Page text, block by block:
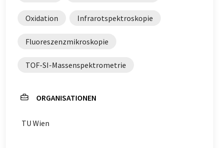
Oxidation Infrarotspektroskopie
Fluoreszenzmikroskopie
TOF-SI-Massenspektrometrie
ORGANISATIONEN
TU Wien